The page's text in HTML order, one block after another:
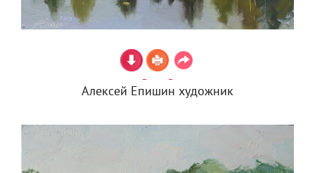
Алексей Епишин художник